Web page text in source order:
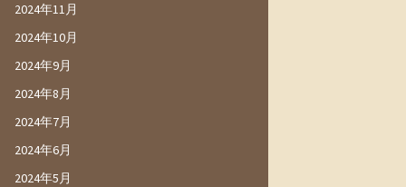
2024年11月
2024年10月
2024年9月
2024年8月
2024年7月
2024年6月
2024年5月